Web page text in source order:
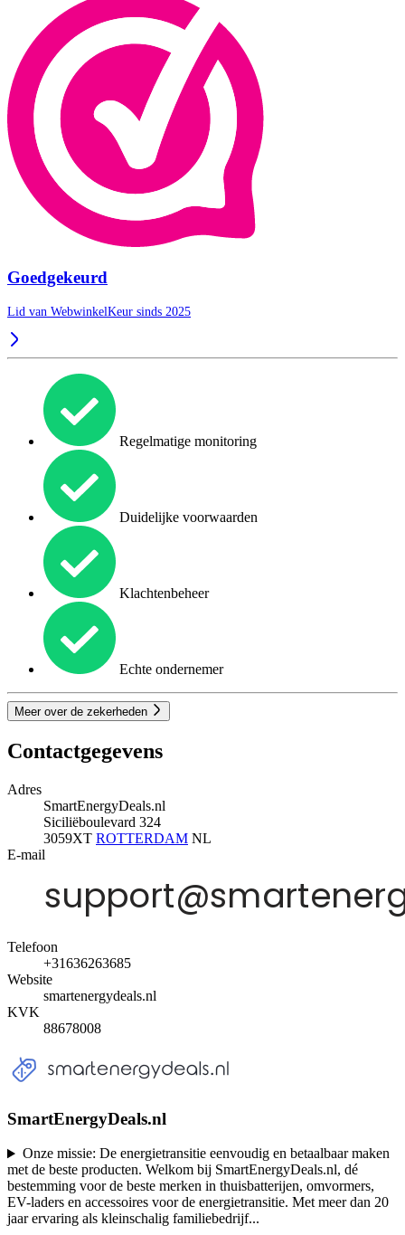
Goedgekeurd
Lid van WebwinkelKeur sinds 2025
Regelmatige monitoring
Duidelijke voorwaarden
Klachtenbeheer
Echte ondernemer
Meer over de zekerheden
Contactgegevens
Adres
SmartEnergyDeals.nl
Siciliëboulevard 324
3059XT ROTTERDAM NL
E-mail
Telefoon
+31636263685
Website
smartenergydeals.nl
KVK
88678008
SmartEnergyDeals.nl
Onze missie: De energietransitie eenvoudig en betaalbaar maken
met de beste producten. Welkom bij SmartEnergyDeals.nl, dé
bestemming voor de beste merken in thuisbatterijen, omvormers,
EV-laders en accessoires voor de energietransitie. Met meer dan 20
jaar ervaring als kleinschalig familiebedrijf...